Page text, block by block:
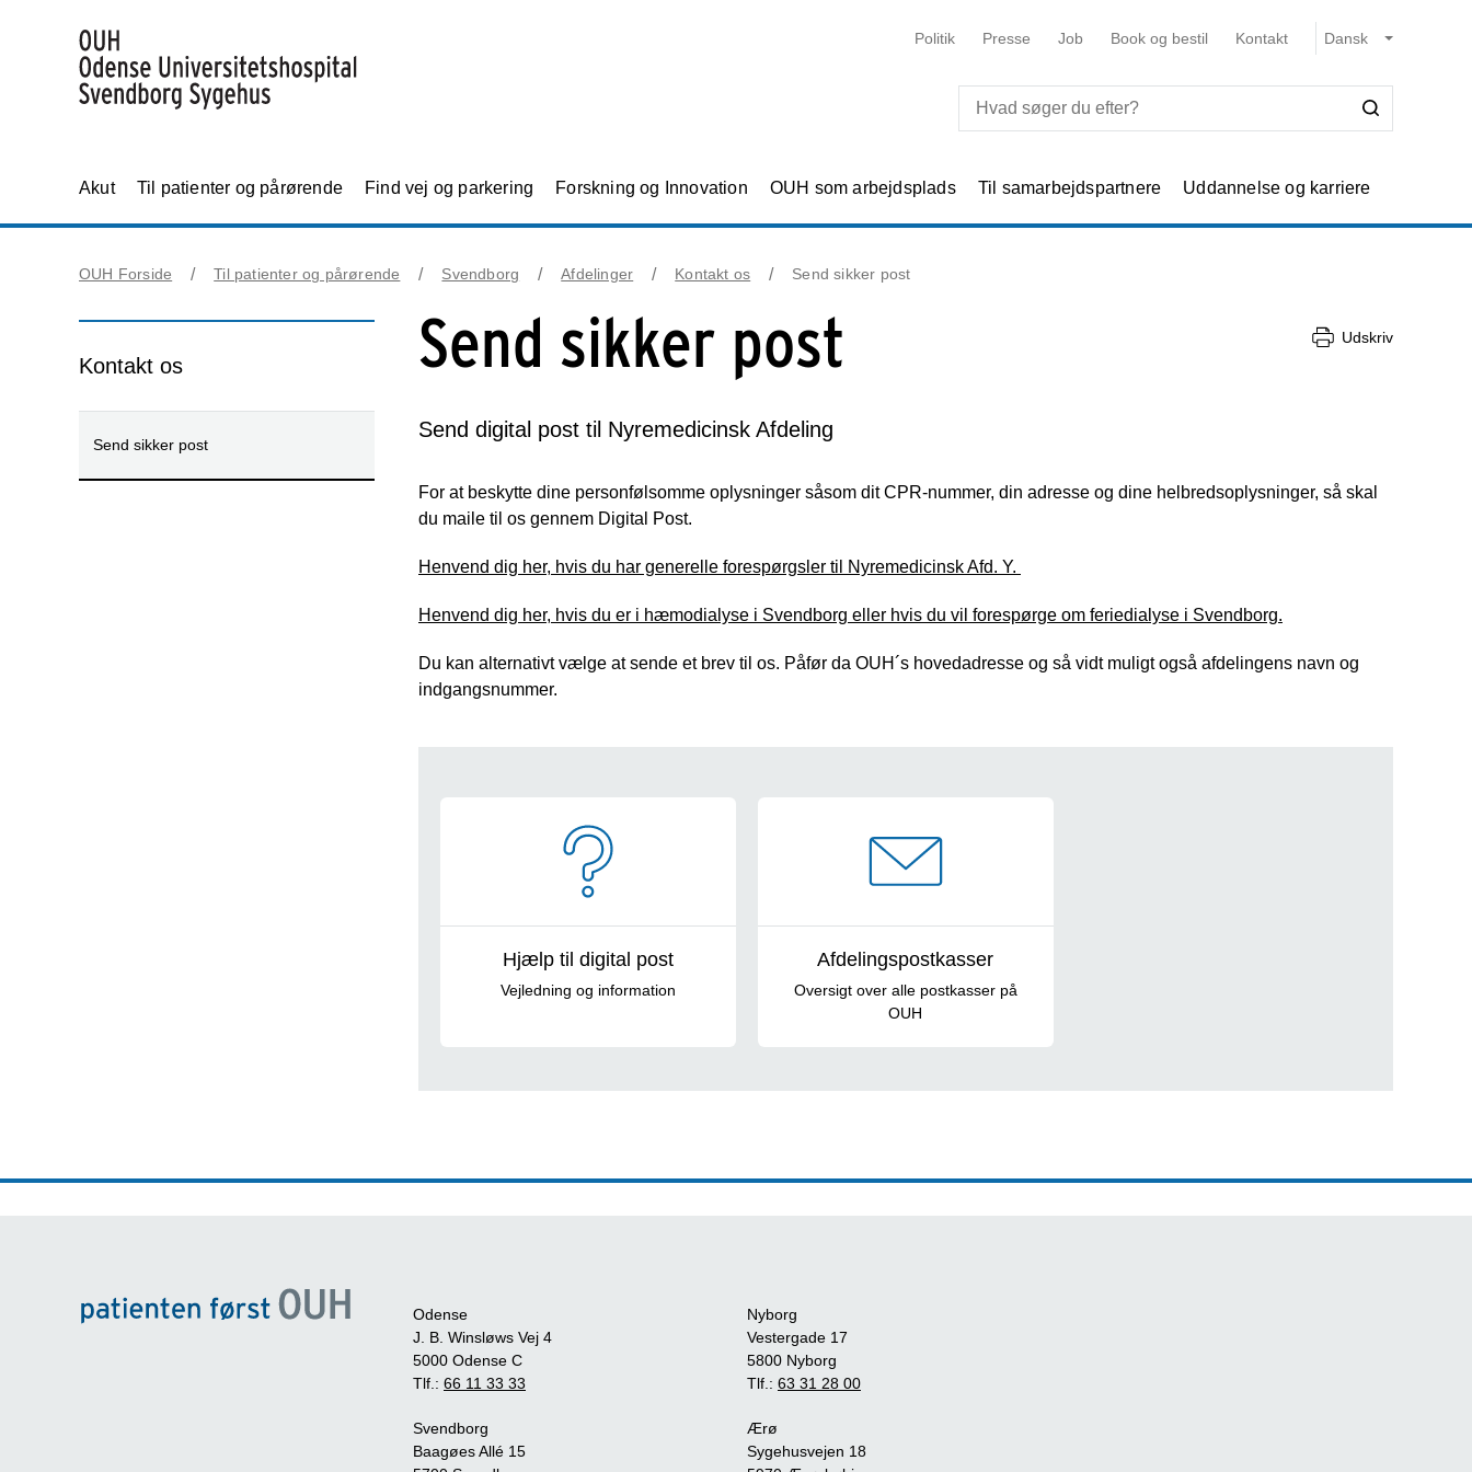
Politik Presse Job Book og bestil Kontakt
Akut Til patienter og pårørende Find vej og parkering Forskning og Innovation OUH som arbejdsplads Til samarbejdspartnere Uddannelse og karriere
OUH Forside Til patienter og pårørende Svendborg Afdelinger Kontakt os Send sikker post
Kontakt os
Send sikker post
Send sikker post Udskriv
Send digital post til Nyremedicinsk Afdeling
For at beskytte dine personfølsomme oplysninger såsom dit CPR-nummer, din adresse og dine helbredsoplysninger, så skal
du maile til os gennem Digital Post.
Henvend dig her, hvis du har generelle forespørgsler til Nyremedicinsk Afd. Y.
Henvend dig her, hvis du er i hæmodialyse i Svendborg eller hvis du vil forespørge om feriedialyse i Svendborg.
Du kan alternativt vælge at sende et brev til os. Påfør da OUH´s hovedadresse og så vidt muligt også afdelingens navn og
indgangsnummer.
Hjælp til digital post
Vejledning og information
Afdelingspostkasser
Oversigt over alle postkasser på
OUH
Odense
J. B. Winsløws Vej 4
5000 Odense C
Tlf.: 66 11 33 33
Svendborg
Baagøes Allé 15
Nyborg
Vestergade 17
5800 Nyborg
Tlf.: 63 31 28 00
Ærø
Sygehusvejen 18